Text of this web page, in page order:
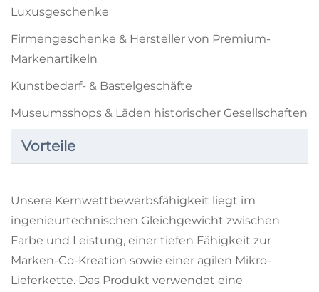
Luxusgeschenke
Firmengeschenke & Hersteller von Premium-
Markenartikeln
Kunstbedarf- & Bastelgeschäfte
Museumsshops & Läden historischer Gesellschaften
Vorteile
Unsere Kernwettbewerbsfähigkeit liegt im
ingenieurtechnischen Gleichgewicht zwischen
Farbe und Leistung, einer tiefen Fähigkeit zur
Marken-Co-Kreation sowie einer agilen Mikro-
Lieferkette. Das Produkt verwendet eine